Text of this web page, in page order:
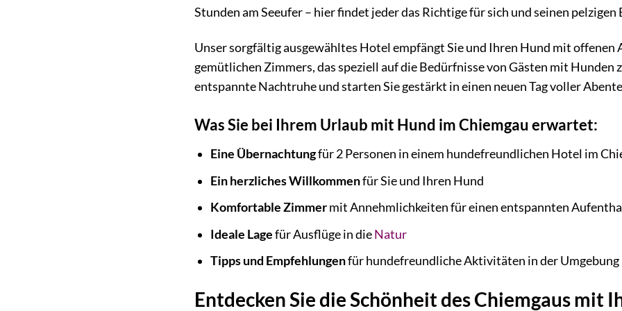
Stunden am Seeufer – hier findet jeder das Richtige für sich und seinen pelzigen
Unser sorgfältig ausgewähltes Hotel empfängt Sie und Ihren Hund mit offenen
gemütlichen Zimmers, das speziell auf die Bedürfnisse von Gästen mit Hunden
entspannte Nachtruhe und starten Sie gestärkt in einen neuen Tag voller
Was Sie bei Ihrem Urlaub mit Hund im Chiemgau erwartet:
Eine Übernachtungfür 2 Personen in einem hundefreundlichen Hotel im
Ein herzliches Willkommenfür Sie und Ihren Hund
Komfortable Zimmermit Annehmlichkeiten für einen entspannten
Ideale Lagefür Ausflüge in dieNatur
Tipps und Empfehlungenfür hundefreundliche Aktivitäten in der Umgebung
Entdecken Sie die Schönheit des Chiemgaus mit